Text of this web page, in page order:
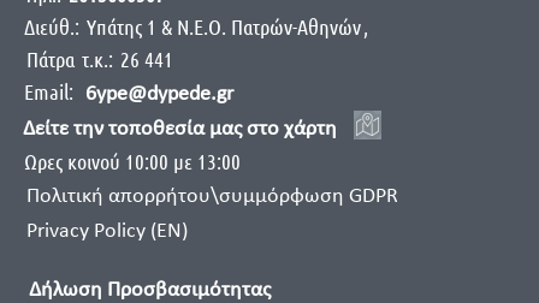
Διεύθ.: Yπάτης 1 & Ν.Ε.Ο. Πατρών-Αθηνών,
Πάτρα τ.κ.: 26 441
Email:
6ype@dypede.gr
Δείτε την τοποθεσία μας στο χάρτη
Ωρες κοινού 10:00 με 13:00
Πολιτική απορρήτου\συμμόρφωση GDPR
Privacy Policy (EN)
Δήλωση Προσβασιμότητας